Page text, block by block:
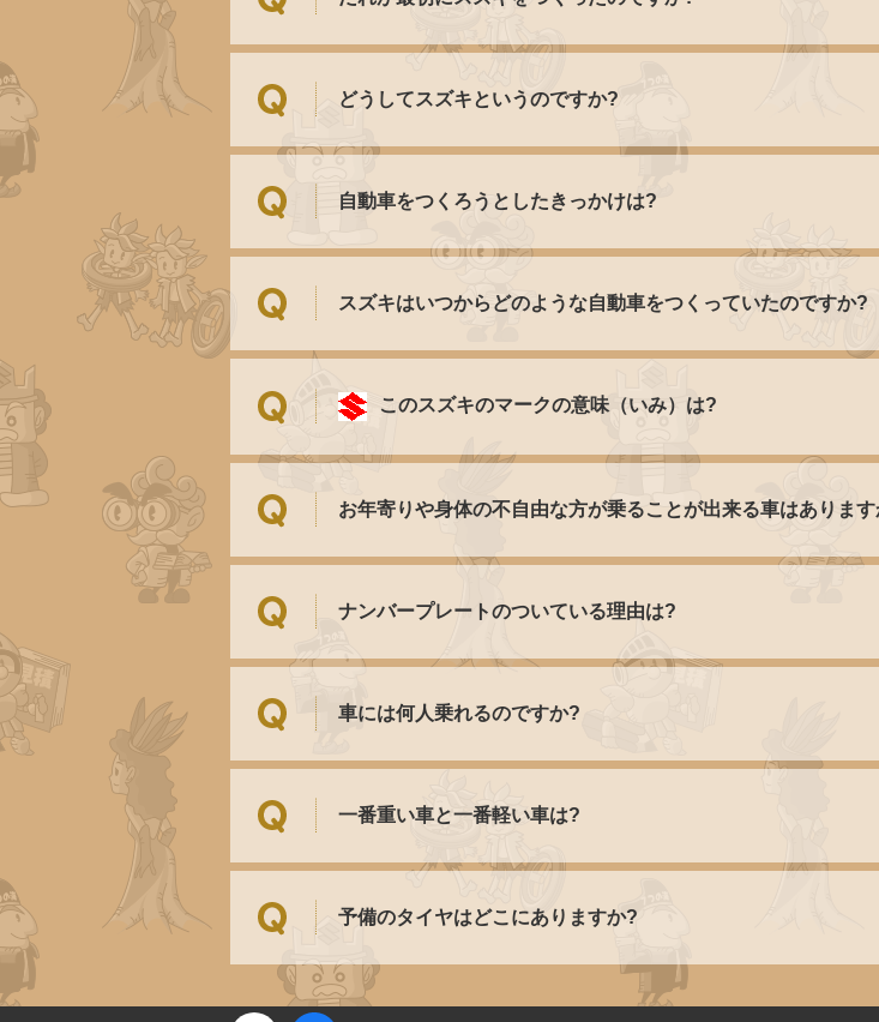
どうしてスズキというのですか?
自動車をつくろうとしたきっかけは?
スズキはいつからどのような自動車をつくっていたのですか?
このスズキのマークの意味（いみ）は?
お年寄りや身体の不自由な方が乗ることが出来る車はありま
ナンバープレートのついている理由は?
車には何人乗れるのですか?
一番重い車と一番軽い車は?
予備のタイヤはどこにありますか?